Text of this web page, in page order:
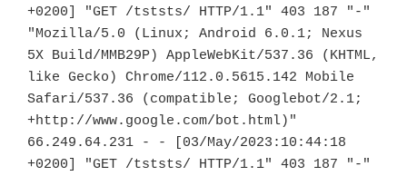
+0200] "GET /tststs/ HTTP/1.1" 403 187 "-"
"Mozilla/5.0 (Linux; Android 6.0.1; Nexus
5X Build/MMB29P) AppleWebKit/537.36 (KHTML,
like Gecko) Chrome/112.0.5615.142 Mobile
Safari/537.36 (compatible; Googlebot/2.1;
+http://www.google.com/bot.html)"
66.249.64.231 - - [03/May/2023:10:44:18
+0200] "GET /tststs/ HTTP/1.1" 403 187 "-"